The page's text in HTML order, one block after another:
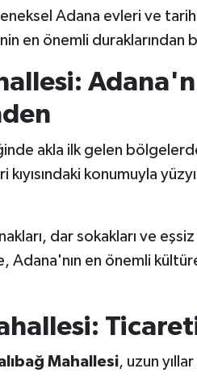
Adana evleri ve
en önemli duraklarından
akla ilk gelen
kıyısındaki konumuyla
dar sokakları ve
Adana'nın en önemli
Mahallesi, uzun